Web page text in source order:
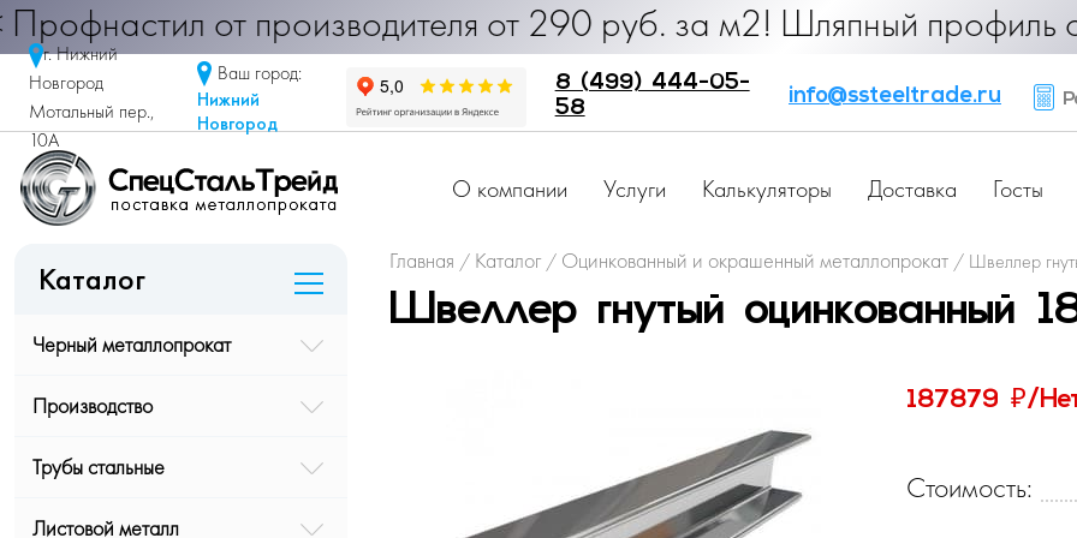
от производителя от 290 руб. за м2! Шляпный профиль от
г. Нижний
Новгород
Мотальный пер.,
10А
Ваш город:
Нижний
Новгород
8 (499) 444-05-
58
info@ssteeltrade.ru
О компании Услуги Калькуляторы Доставка Госты
Каталог
Черный металлопрокат
Производство
Трубы стальные
Листовой металл
Главная / Каталог / Оцинкованный и окрашенный металлопрокат / Швеллер
Швеллер гнутый оцинкованный
187879 ₽/
Стоимость: